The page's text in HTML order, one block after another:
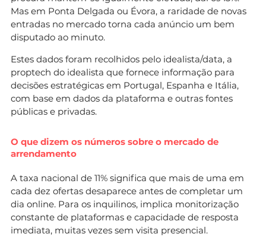
Mas em Ponta Delgada ou Évora, a raridade de novas
entradas no mercado torna cada anúncio um bem
disputado ao minuto.
Estes dados foram recolhidos pelo idealista/data, a
proptech do idealista que fornece informação para
decisões estratégicas em Portugal, Espanha e Itália,
com base em dados da plataforma e outras fontes
públicas e privadas.
O que dizem os números sobre o mercado de
arrendamento
A taxa nacional de 11% significa que mais de uma em
cada dez ofertas desaparece antes de completar um
dia online. Para os inquilinos, implica monitorização
constante de plataformas e capacidade de resposta
imediata, muitas vezes sem visita presencial.